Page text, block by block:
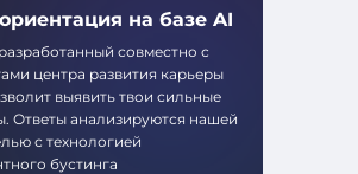
на базе AI
совместно с
центра развития карьеры
выявить твои сильные
Ответы анализируются нашей
с технологией
бустинга